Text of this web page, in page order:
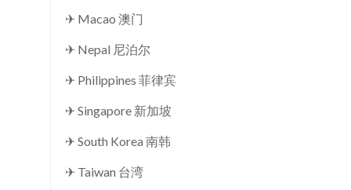
✈ Macao 澳门
✈ Nepal 尼泊尔
✈ Philippines 菲律宾
✈ Singapore 新加坡
✈ South Korea 南韩
✈ Taiwan 台湾